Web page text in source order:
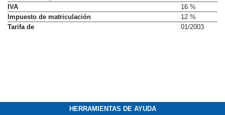
IVA
16 %
Impuesto de matriculación
12 %
Tarifa de
01/2003
HERRAMIENTAS DE AYUDA